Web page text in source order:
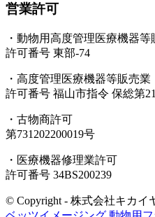
営業許可
・動物用高度管理医療機器
許可番号 東部-74
・高度管理医療機器等販売
許可番号 福山市指令 保総第
・古物商許可
第731202200019号
・医療機器修理業許可
許可番号 34BS200239
© Copyright - 株式会社キカイ